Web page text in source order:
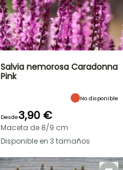
Salvia nemorosa Caradonna
Pink
No disponible
Desde3,90 €
Maceta de 8/9 cm
Disponible en 3 tamaños